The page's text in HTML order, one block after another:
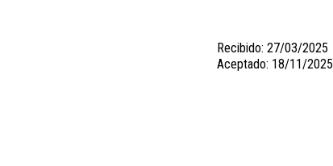
Recibido: 27/03/2025
Aceptado: 18/11/2025